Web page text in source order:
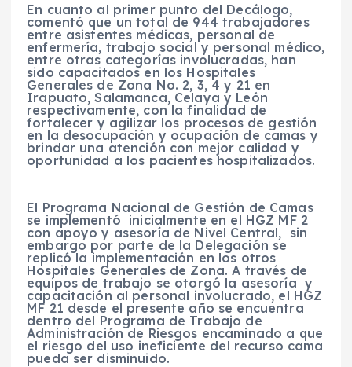
En cuanto al primer punto del Decálogo,
comentó que un total de 944 trabajadores
entre asistentes médicas, personal de
enfermería, trabajo social y personal médico,
entre otras categorías involucradas, han
sido capacitados en los Hospitales
Generales de Zona No. 2, 3, 4 y 21 en
Irapuato, Salamanca, Celaya y León
respectivamente, con la finalidad de
fortalecer y agilizar los procesos de gestión
en la desocupación y ocupación de camas y
brindar una atención con mejor calidad y
oportunidad a los pacientes hospitalizados.
El Programa Nacional de Gestión de Camas
se implementó inicialmente en el HGZ MF 2
con apoyo y asesoría de Nivel Central, sin
embargo por parte de la Delegación se
replicó la implementación en los otros
Hospitales Generales de Zona. A través de
equipos de trabajo se otorgó la asesoría y
capacitación al personal involucrado, el HGZ
MF 21 desde el presente año se encuentra
dentro del Programa de Trabajo de
Administración de Riesgos encaminado a que
el riesgo del uso ineficiente del recurso cama
pueda ser disminuido.